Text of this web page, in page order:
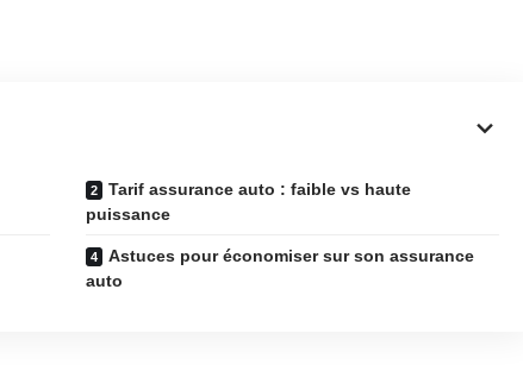
Tarif assurance auto : faible vs haute
puissance
Astuces pour économiser sur son assurance
auto